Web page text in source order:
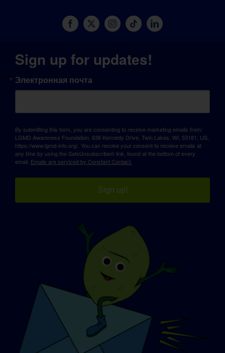
Sign up for updates!
Электронная почта
By submitting this form, you are consenting to receive marketing emails from:
LGMD Awareness Foundation, 638 Kennedy Drive, Twin Lakes, WI, 53181, US,
https://www.lgmd-info.org/. You can revoke your consent to receive emails at
any time by using the SafeUnsubscribe® link, found at the bottom of every
email. Emails are serviced by Constant Contact.
Sign up!